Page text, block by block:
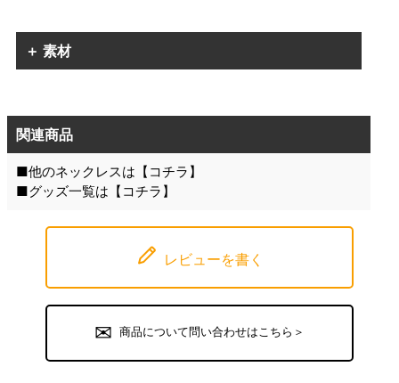
＋ 素材
関連商品
■他のネックレスは【 コチラ 】
■グッズ一覧は【 コチラ 】
レビューを書く
商品について問い合わせはこちら＞